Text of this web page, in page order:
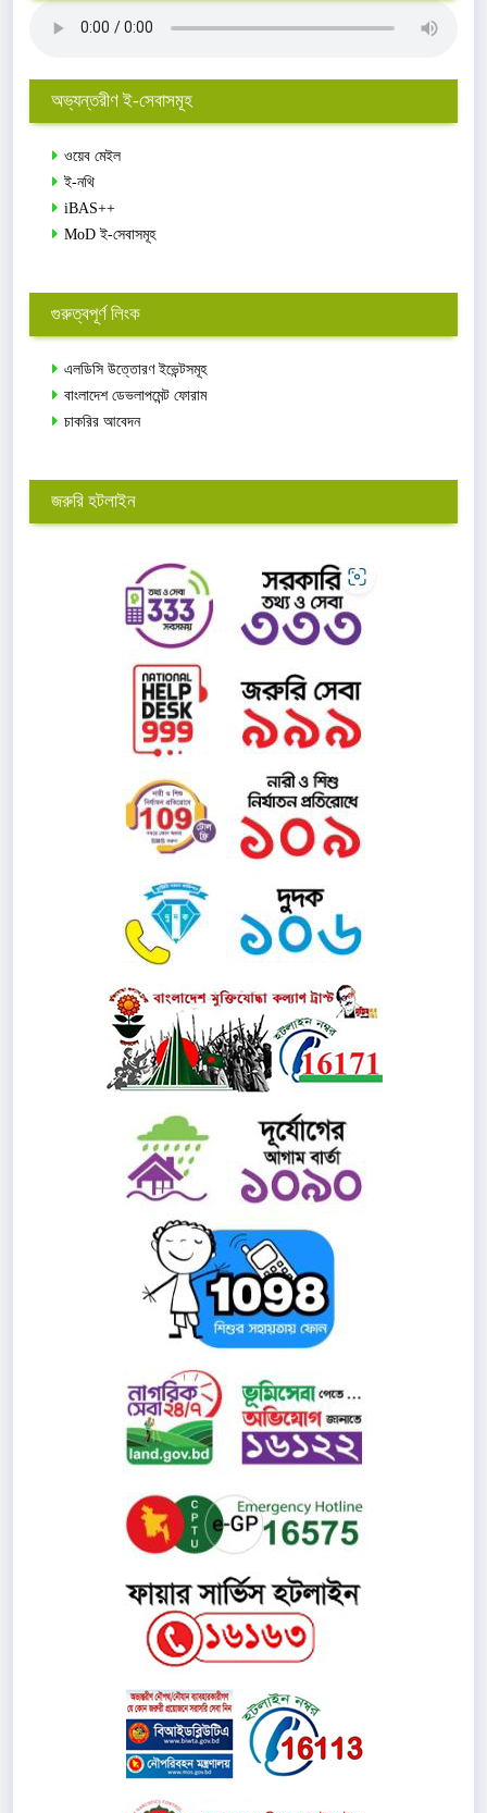
অভ্যন্তরীণ ই-সেবাসমূহ
ওয়েব মেইল
ই-নথি
iBAS++
MoD ই-সেবাসমূহ
গুরুত্বপূর্ণ লিংক
এলডিসি উত্তোরণ ইভেন্টসমূহ
বাংলাদেশ ডেভলাপমেন্ট ফোরাম
চাকরির আবেদন
জরুরি হটলাইন